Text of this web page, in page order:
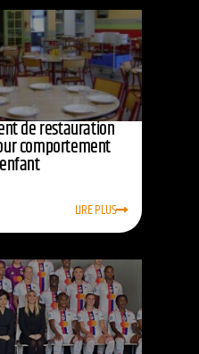
de restauration
comportement
LIRE PLUS